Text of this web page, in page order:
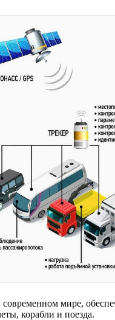
мире,
корабли и поезда.